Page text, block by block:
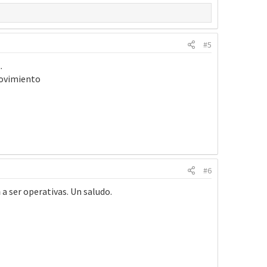
#5
#6
ser operativas. Un saludo.